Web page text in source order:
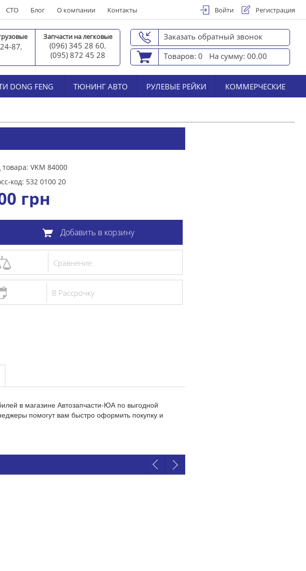
СТО Блог О компании Контакты Войти Регистрация
87,
Запчасти на легковые
(096) 345 28 60,
(095) 872 45 28
Заказать обратный звонок
Товаров: 0
На сумму: 00.00
DONG FENG ТЮНИНГ АВТО РУЛЕВЫЕ РЕЙКИ КОММЕРЧЕСКИЕ
товара: VKM 84000
код: 532 0100 20
грн
Добавить в корзину
Сравнение
В Рассрочку
в магазине Автозапчасти-ЮА по выгодной
помогут вам быстро оформить покупку и